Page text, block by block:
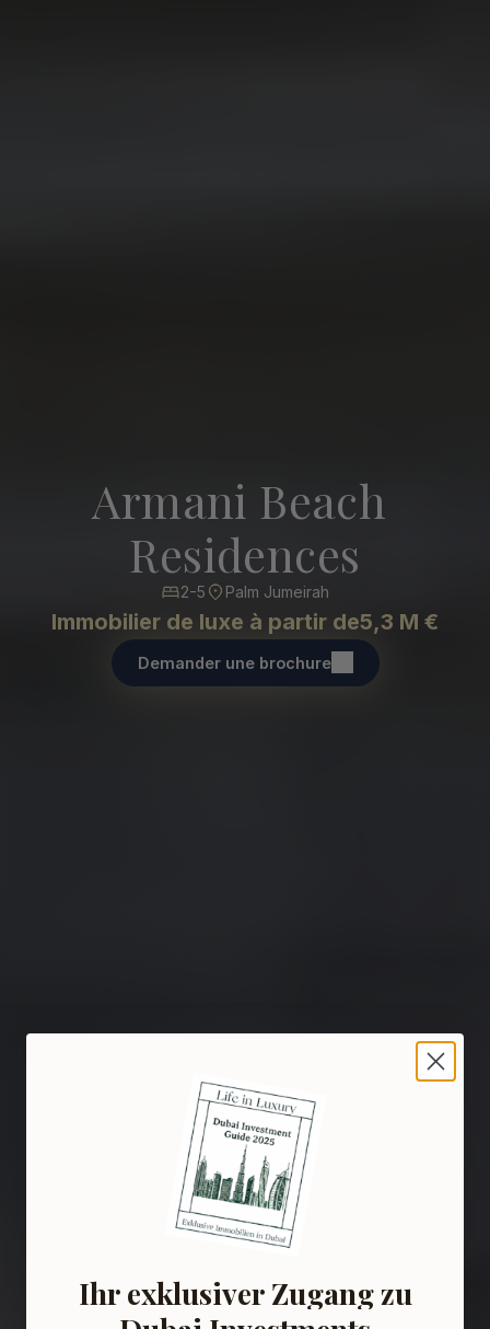
Armani Beach
Residences
2-5 Palm Jumeirah
Immobilier de luxe à partir de5,3 M €
Demander une brochure
Ihr exklusiver Zugang zu